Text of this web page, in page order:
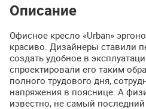
Описание
Офисное кресло «Urban»
красиво. Дизайнеры ставили
создать удобное в
спроектировали его таким
полного трудового дня,
напряжения в пояснице. А
известно, не самый